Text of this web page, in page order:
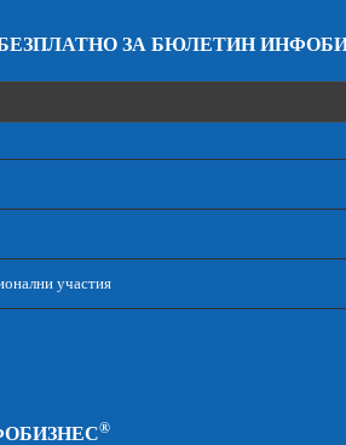
ЗА БЮЛЕТИН
участия
®